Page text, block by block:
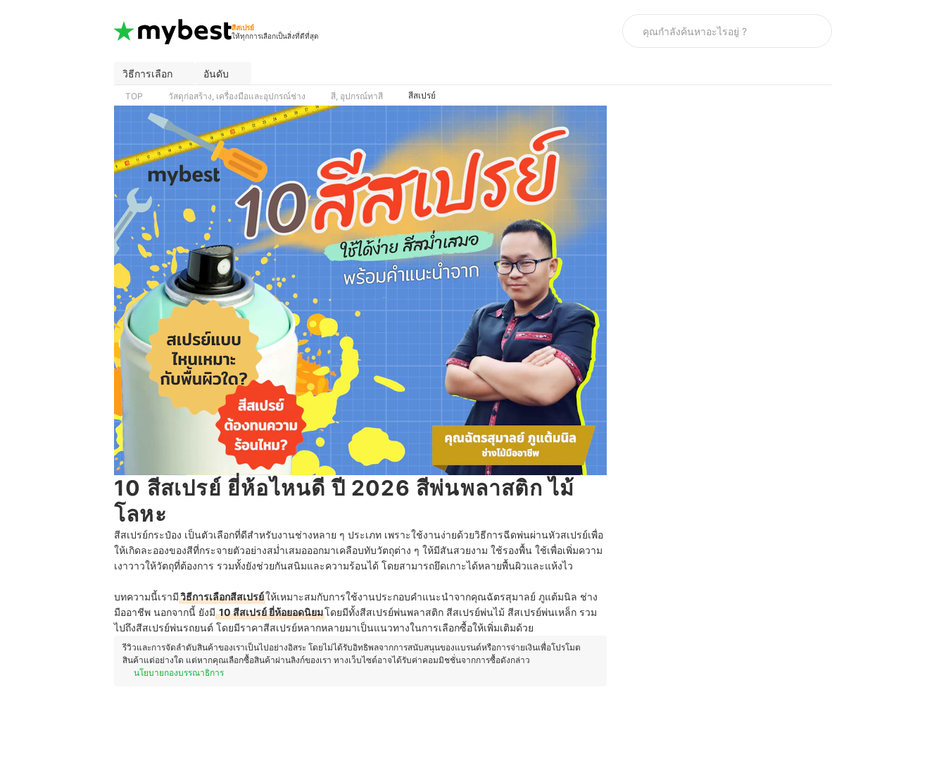
สีสเปรย์
ให้ทุกการเลือกเป็นสิ่งที่ดีที่สุด
วิธีการเลือก อันดับ
TOP วัสดุก่อสร้าง, เครื่องมือและอุปกรณ์ช่าง สี, อุปกรณ์ทาสี สีสเปรย์
10 สีสเปรย์ ยี่ห้อไหนดี ปี 2026 สีพ่นพลาสติก ไม้
โลหะ
สีสเปรย์กระป๋อง เป็นตัวเลือกที่ดีสำหรับงานช่างหลาย ๆ ประเภท เพราะใช้งานง่ายด้วยวิธีการฉีดพ่นผ่านหัวสเปรย์เพื่อ
ให้เกิดละอองของสีที่กระจายตัวอย่างสม่ำเสมอออกมาเคลือบทับวัตถุต่าง ๆ ให้มีสันสวยงาม ใช้รองพื้น ใช้เพื่อเพิ่มความ
เงาวาวให้วัตถุที่ต้องการ รวมทั้งยังช่วยกันสนิมและความร้อนได้ โดยสามารถยึดเกาะได้หลายพื้นผิวและแห้งไว
บทความนี้เรามีวิธีการเลือกสีสเปรย์ให้เหมาะสมกับการใช้งานประกอบคำแนะนำจากคุณฉัตรสุมาลย์ ภูแต้มนิล ช่าง
มืออาชีพ นอกจากนี้ ยังมี10 สีสเปรย์ ยี่ห้อยอดนิยมโดยมีทั้งสีสเปรย์พ่นพลาสติก สีสเปรย์พ่นไม้ สีสเปรย์พ่นเหล็ก รวม
ไปถึงสีสเปรย์พ่นรถยนต์ โดยมีราคาสีสเปรย์หลากหลายมาเป็นแนวทางในการเลือกซื้อให้เพิ่มเติมด้วย
รีวิวและการจัดลำดับสินค้าของเราเป็นไปอย่างอิสระ โดยไม่ได้รับอิทธิพลจากการสนับสนุนของแบรนด์หรือการจ่ายเงินเพื่อโปรโมต
สินค้าแต่อย่างใด แต่หากคุณเลือกซื้อสินค้าผ่านลิงก์ของเรา ทางเว็บไซต์อาจได้รับค่าคอมมิชชั่นจากการซื้อดังกล่าว
นโยบายกองบรรณาธิการ